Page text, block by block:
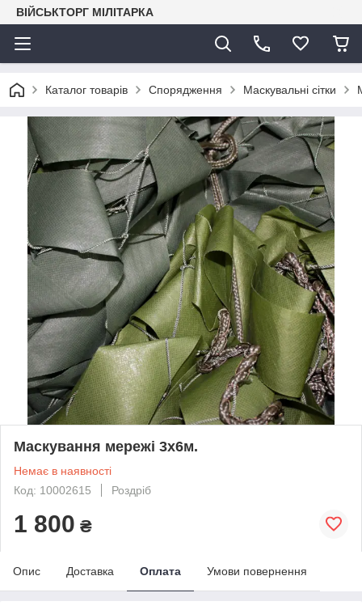
ВІЙСЬКТОРГ МІЛІТАРКА
Каталог товарів Спорядження Маскувальні сітки
Маскування мережі 3х6м.
Немає в наявності
Код: 10002615
Роздріб
1 800 ₴
Опис Доставка Оплата Умови повернення